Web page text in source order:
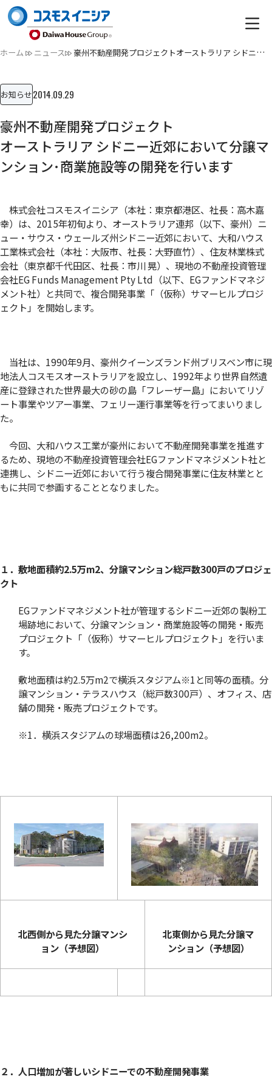
ホーム ニュース 豪州不動産開発プロジェクトオーストラリア シドニー近郊におい…
お知らせ2014.09.29
豪州不動産開発プロジェクト
オーストラリア シドニー近郊において分譲マ
ンション･商業施設等の開発を行います
株式会社コスモスイニシア（本社：東京都港区、社長：高木嘉
幸）は、2015年初旬より、オーストラリア連邦（以下、豪州）ニ
ュー・サウス・ウェールズ州シドニー近郊において、大和ハウス
工業株式会社（本社：大阪市、社長：大野直竹）、住友林業株式
会社（東京都千代田区、社長：市川 晃）、現地の不動産投資管理
会社EG Funds Management Pty Ltd（以下、EGファンドマネジ
メント社）と共同で、複合開発事業「（仮称）サマーヒルプロジ
ェクト」を開始します。
当社は、1990年9月、豪州クイーンズランド州ブリスベン市に現
地法人コスモスオーストラリアを設立し、1992年より世界自然遺
産に登録された世界最大の砂の島「フレーザー島」においてリゾ
ート事業やツアー事業、フェリー運行事業等を行ってまいりまし
た。
今回、大和ハウス工業が豪州において不動産開発事業を推進す
るため、現地の不動産投資管理会社EGファンドマネジメント社と
連携し、シドニー近郊において行う複合開発事業に住友林業とと
もに共同で参画することとなりました。
１． 敷地面積約2.5万m2、分譲マンション総戸数300戸のプロジェ
クト
EGファンドマネジメント社が管理するシドニー近郊の製粉工
場跡地において、分譲マンション・商業施設等の開発・販売
プロジェクト「（仮称）サマーヒルプロジェクト」を行いま
す。
敷地面積は約2.5万m2で横浜スタジアム※1 と同等の面積。分
譲マンション・テラスハウス（総戸数300戸）、オフィス、店
舗の開発・販売プロジェクトです。
※1．横浜スタジアムの球場面積は26,200m2。
北西側から見た分譲マンシ
ョン（予想図）
北東側から見た分譲マ
ンション（予想図）
２． 人口増加が著しいシドニーでの不動産開発事業